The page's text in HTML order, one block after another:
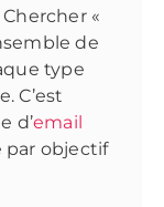
«
de
type
C’est
d’email
par objectif